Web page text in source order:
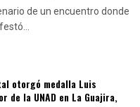
de un encuentro donde
otorgó medalla Luis
de la UNAD en La Guajira,